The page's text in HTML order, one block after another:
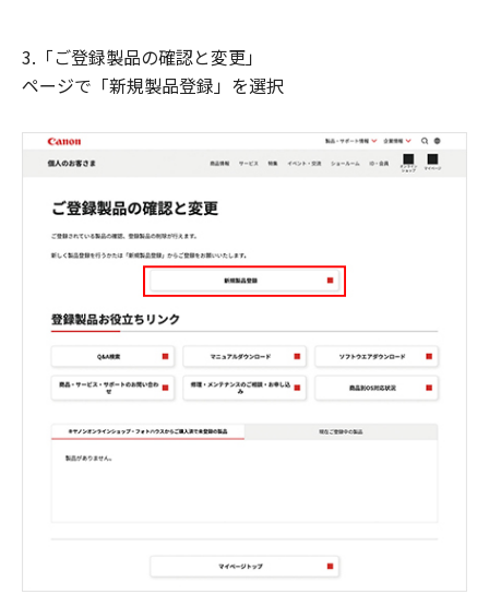
3.「ご登録製品の確認と変更」
ページで「新規製品登録」を選択